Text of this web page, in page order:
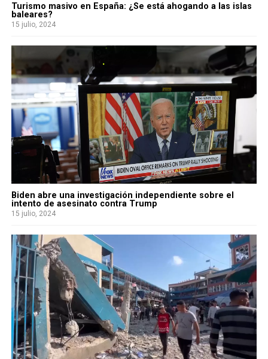
Turismo masivo en España: ¿Se está ahogando a las islas
baleares?
15 julio, 2024
Biden abre una investigación independiente sobre el
intento de asesinato contra Trump
15 julio, 2024